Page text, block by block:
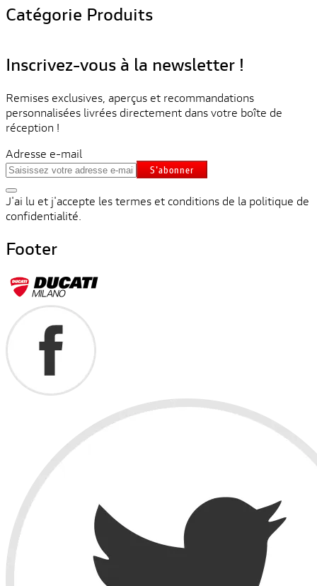
Catégorie Produits
Inscrivez-vous à la newsletter !
Remises exclusives, aperçus et recommandations
personnalisées livrées directement dans votre boîte de
réception !
Adresse e-mail
S'abonner
J'ai lu et j'accepte les termes et conditions de la politique de
confidentialité.
Footer